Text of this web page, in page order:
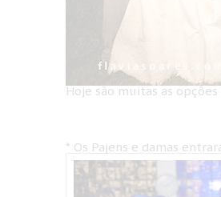
Hoje são muitas as
* Os Pajens e damas